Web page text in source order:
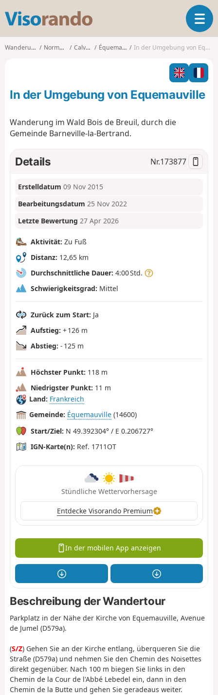
s
o
o
T
o
g
l
n
a
i
o
Wanderungen Normandie Calvados Équemauville In der Umgebung von Equemauville
In der Umgebung von Equemauville
Wanderung im Wald Bois de Breuil, durch die
Gemeinde Barneville-la-Bertrand.
Details Nr.173877
Erstelldatum 09 Nov 2015
Bearbeitungsdatum 25 Nov 2022
Letzte Bewertung 27 Apr 2026
Aktivität: Zu Fuß
Distanz: 12,65 km
Durchschnittliche Dauer: 4:00 Std.
Schwierigkeitsgrad: Mittel
Zurück zum Start: Ja
Aufstieg: + 126 m
Abstieg: - 125 m
Höchster Punkt: 118 m
Niedrigster Punkt: 11 m
Land: Frankreich
Gemeinde: Équemauville (14600)
Start/Ziel: N 49.392304° / E 0.206727°
IGN-Karte(n): Ref. 1711OT
Stündliche Wettervorhersage
Entdecke Visorando Premium
In der mobilen App anzeigen
Beschreibung der Wandertour
Parkplatz in der Nähe der Kirche von Equemauville, Avenue
de Jumel (D579a).
(S/Z) Gehen Sie an der Kirche entlang, überqueren Sie die
Straße (D579a) und nehmen Sie den Chemin des Noisettes
direkt gegenüber. Nach 100 m biegen Sie links in den
Chemin de la Cour de l'Abbé Lebedel ein, dann in den
Chemin de la Butte und gehen Sie geradeaus weiter.